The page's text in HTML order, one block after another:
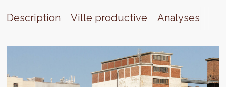
Description Ville productive Analyses